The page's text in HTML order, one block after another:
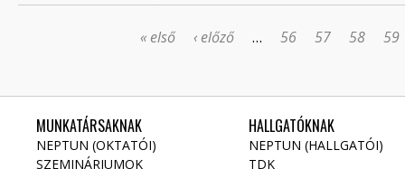
« első ‹ előző … 56 57 58 59
MUNKATÁRSAKNAK
NEPTUN (OKTATÓI)
SZEMINÁRIUMOK
HALLGATÓKNAK
NEPTUN (HALLGATÓI)
TDK